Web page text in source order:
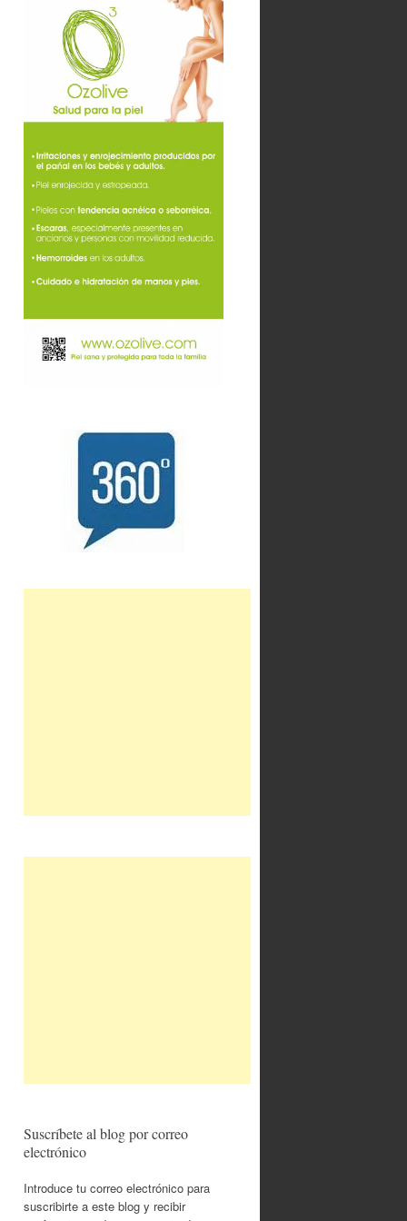
Suscríbete al blog por correo
electrónico
Introduce tu correo electrónico para
suscribirte a este blog y recibir